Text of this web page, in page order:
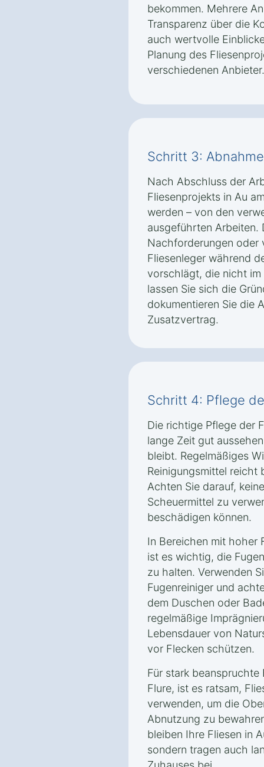
bekommen. Mehrere
Transparenz über die
auch wertvolle
Planung des
verschiedenen Anbieter.
Schritt 3:
Nach Abschluss der
Fliesenprojekts in Au
werden – von den
ausgeführten Arbeiten.
Nachforderungen oder
Fliesenleger während
vorschlägt, die nicht
lassen Sie sich die
dokumentieren Sie die
Zusatzvertrag.
Schritt 4: Pflege
Die richtige Pflege der
lange Zeit gut
bleibt. Regelmäßiges
Reinigungsmittel reicht
Achten Sie darauf,
Scheuermittel zu
beschädigen können.
In Bereichen mit hoher
ist es wichtig, die
zu halten. Verwenden
Fugenreiniger und
dem Duschen oder
regelmäßige
Lebensdauer von
vor Flecken schützen.
Für stark
Flure, ist es ratsam,
verwenden, um die
Abnutzung zu
bleiben Ihre Fliesen in
sondern tragen auch